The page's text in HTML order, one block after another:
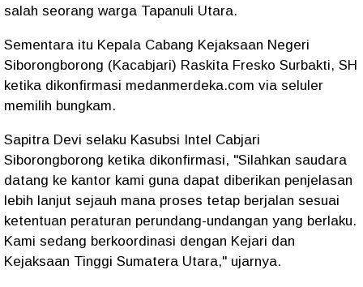
salah seorang warga Tapanuli Utara.
Sementara itu Kepala Cabang Kejaksaan Negeri
Siborongborong (Kacabjari) Raskita Fresko Surbakti, SH
ketika dikonfirmasi medanmerdeka.com via seluler
memilih bungkam.
Sapitra Devi selaku Kasubsi Intel Cabjari
Siborongborong ketika dikonfirmasi, "Silahkan saudara
datang ke kantor kami guna dapat diberikan penjelasan
lebih lanjut sejauh mana proses tetap berjalan sesuai
ketentuan peraturan perundang-undangan yang berlaku.
Kami sedang berkoordinasi dengan Kejari dan
Kejaksaan Tinggi Sumatera Utara," ujarnya.